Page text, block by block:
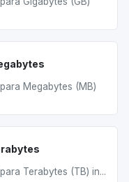
Megabytes (MB)
Terabytes (TB) in...